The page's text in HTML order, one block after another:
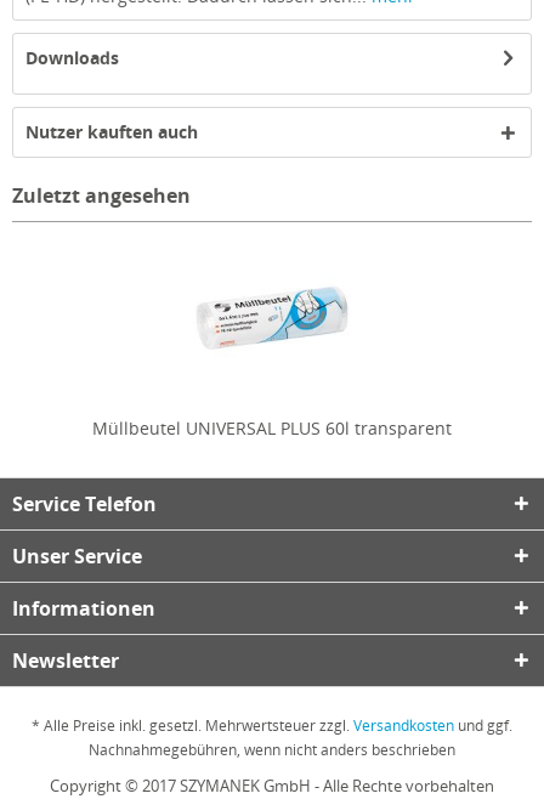
Downloads
Nutzer kauften auch
Zuletzt angesehen
Müllbeutel UNIVERSAL PLUS 60l transparent
Service Telefon
Unser Service
Informationen
Newsletter
* Alle Preise inkl. gesetzl. Mehrwertsteuer zzgl.Versandkosten und ggf.
Nachnahmegebühren, wenn nicht anders beschrieben
Copyright © 2017 SZYMANEK GmbH - Alle Rechte vorbehalten